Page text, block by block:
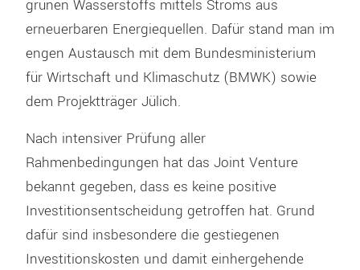
grünen Wasserstoffs mittels Stroms aus
erneuerbaren Energiequellen. Dafür stand man im
engen Austausch mit dem Bundesministerium
für Wirtschaft und Klimaschutz (BMWK) sowie
dem Projektträger Jülich.
Nach intensiver Prüfung aller
Rahmenbedingungen hat das Joint Venture
bekannt gegeben, dass es keine positive
Investitionsentscheidung getroffen hat. Grund
dafür sind insbesondere die gestiegenen
Investitionskosten und damit einhergehende